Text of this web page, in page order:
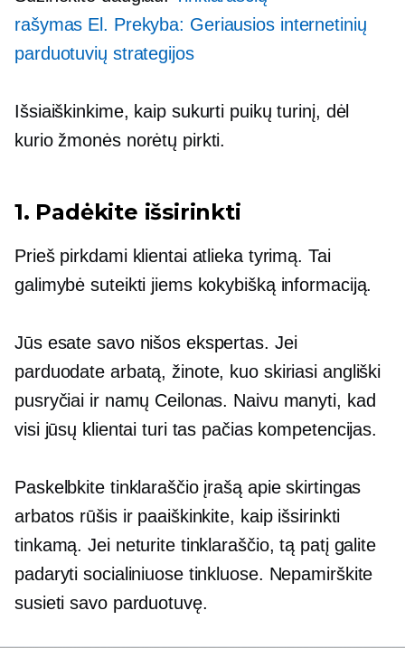
rašymas El. Prekyba: Geriausios internetinių
parduotuvių strategijos
Išsiaiškinkime, kaip sukurti puikų turinį, dėl
kurio žmonės norėtų pirkti.
1. Padėkite išsirinkti
Prieš pirkdami klientai atlieka tyrimą. Tai
galimybė suteikti jiems kokybišką informaciją.
Jūs esate savo nišos ekspertas. Jei
parduodate arbatą, žinote, kuo skiriasi angliški
pusryčiai ir namų Ceilonas. Naivu manyti, kad
visi jūsų klientai turi tas pačias kompetencijas.
Paskelbkite tinklaraščio įrašą apie skirtingas
arbatos rūšis ir paaiškinkite, kaip išsirinkti
tinkamą. Jei neturite tinklaraščio, tą patį galite
padaryti socialiniuose tinkluose. Nepamirškite
susieti savo parduotuvę.